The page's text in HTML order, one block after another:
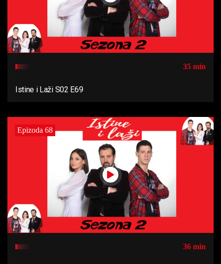
35 min
Istine i Laži S02 E69
Epizoda 68
36 min